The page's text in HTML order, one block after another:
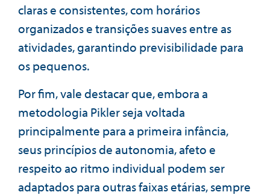
claras e consistentes, com horários
organizados e transições suaves entre as
atividades, garantindo previsibilidade para
os pequenos.
Por fim, vale destacar que, embora a
metodologia Pikler seja voltada
principalmente para a primeira infância,
seus princípios de autonomia, afeto e
respeito ao ritmo individual podem ser
adaptados para outras faixas etárias, sempre